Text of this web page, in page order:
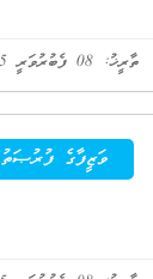
ތާރީޚު: 08 ފެބުރުވަރީ 2015
ވަޒީފާގެ ފުރުޞަތު